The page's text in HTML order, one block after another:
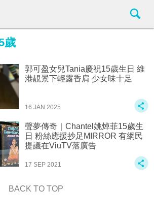
歲
郭可盈女兒Tania慶祝15歲生日 維
港靚景下輕露香肩 少女味十足
16 JAN 2025
聲夢傳奇｜Chantel姚焯菲15歲生
日 粉絲應援抄足MIRROR 有網民
提議在ViuTV落廣告
17 SEP 2021
BACK TO TOP